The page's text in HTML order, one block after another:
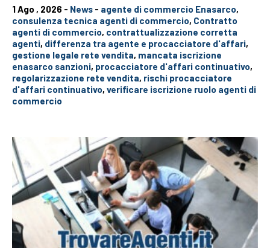
1 Ago , 2026 - News - agente di commercio Enasarco,
consulenza tecnica agenti di commercio, Contratto
agenti di commercio, contrattualizzazione corretta
agenti, differenza tra agente e procacciatore d'affari,
gestione legale rete vendita, mancata iscrizione
enasarco sanzioni, procacciatore d'affari continuativo,
regolarizzazione rete vendita, rischi procacciatore
d'affari continuativo, verificare iscrizione ruolo agenti di
commercio